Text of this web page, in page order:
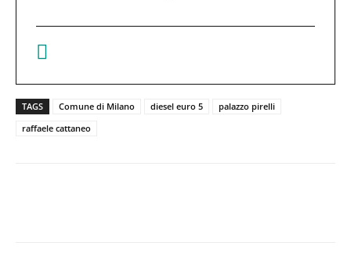
TAGS Comune di Milano diesel euro 5
palazzo pirelli
raffaele cattaneo